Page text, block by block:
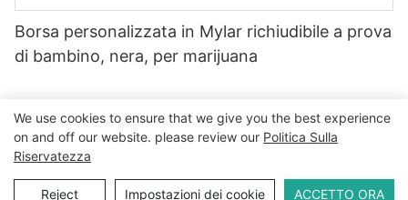
Borsa personalizzata in Mylar richiudibile a prova
di bambino, nera, per marijuana
Copyright © 2026 WWW.ECCODY.COM |
Politica sulla privacy
We use cookies to ensure that we give you the best experience
on and off our website. please review our Politica Sulla
Riservatezza
Reject Impostazioni dei cookie ACCETTO ORA